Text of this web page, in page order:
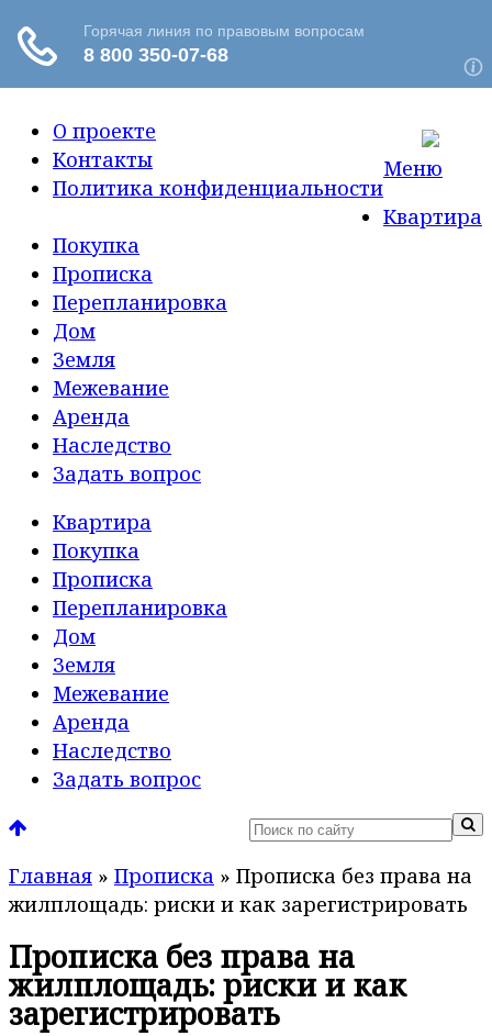
О проекте
Контакты
Политика конфиденциальности
Меню
Квартира
Покупка
Прописка
Перепланировка
Дом
Земля
Межевание
Аренда
Наследство
Задать вопрос
Квартира
Покупка
Прописка
Перепланировка
Дом
Земля
Межевание
Аренда
Наследство
Задать вопрос
Главная » Прописка » Прописка без права на
жилплощадь: риски и как зарегистрировать
Прописка без права на
жилплощадь: риски и как
зарегистрировать